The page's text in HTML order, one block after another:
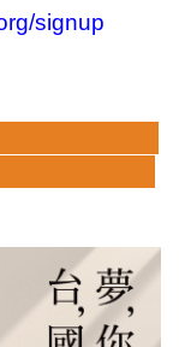
signup
簡章】